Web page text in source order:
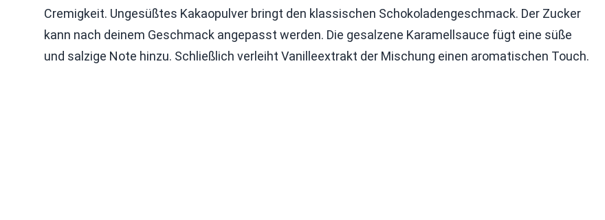
Cremigkeit. Ungesüßtes Kakaopulver bringt den klassischen Schokoladengeschmack. Der Zucker
kann nach deinem Geschmack angepasst werden. Die gesalzene Karamellsauce fügt eine süße
und salzige Note hinzu. Schließlich verleiht Vanilleextrakt der Mischung einen aromatischen Touch.